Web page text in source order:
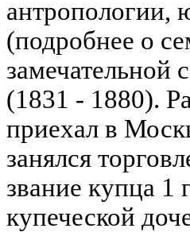
антропологии,
(подробнее о
(1831 - 1880).
приехал в
занялся
звание купца
купеческой